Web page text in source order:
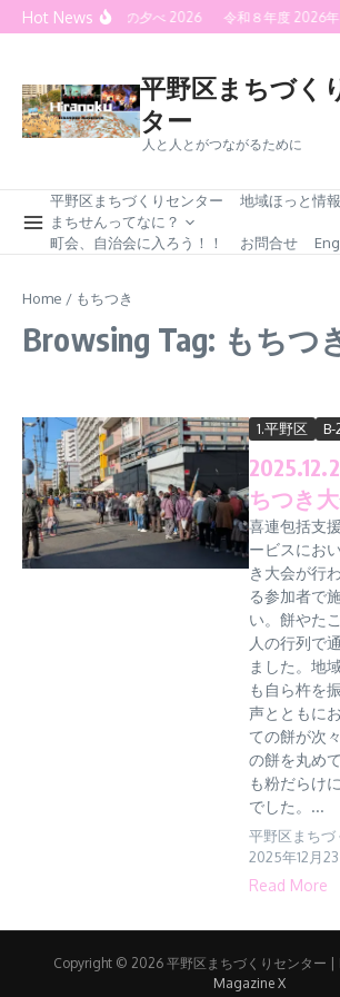
Skip to content
Hot News喜連灯火の夕べ 2026 令和８年度 2026
平野区まちづく
ター
人と人とがつながるために
平野区まちづくりセンター
地域ほっと情報
まちせんってなに？
町会、自治会に入ろう！！
お問合せ
Home / もちつき
Browsing Tag: もちつ
1.平野区
ちつき
喜連包括支
ービスにお
き大会が行
る参加者で
い。餅やた
人の行列で
ました。地
も自ら杵を
声とともに
ての餅が次
の餅を丸め
も粉だらけ
でした。...
平野区まちづ
2025年12月
Read More
Copyright © 2026 平野区まちづくりセンター |
Magazine X